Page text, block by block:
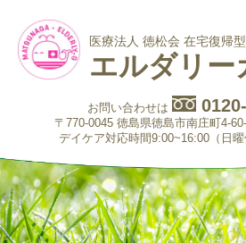
医療法人 徳松会 在宅復帰
エルダリー
お問い合わせは
〒770-0045 徳島県徳島市南庄町4-
デイケア対応時間9:00~16:00（日曜